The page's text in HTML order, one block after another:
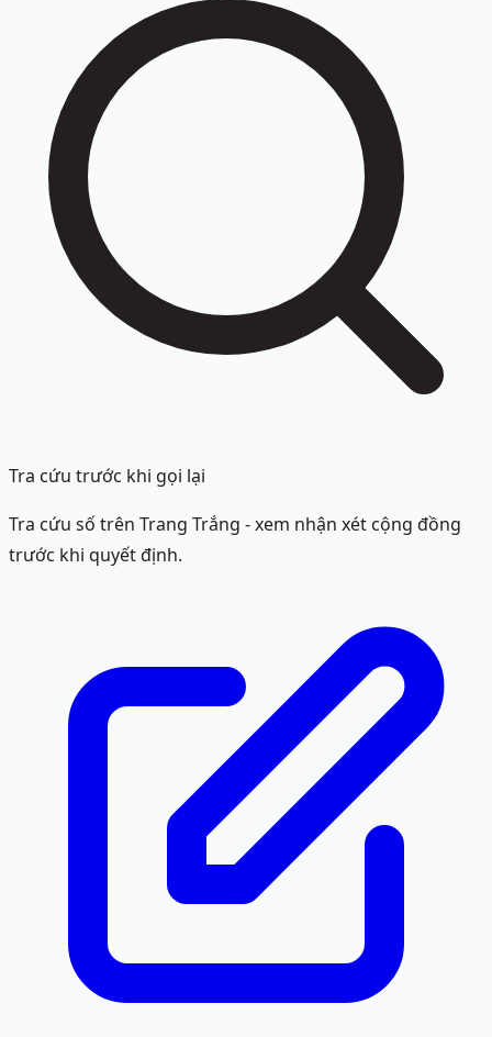
Tra cứu trước khi gọi lại
Tra cứu số trên Trang Trắng - xem nhận xét cộng đồng
trước khi quyết định.